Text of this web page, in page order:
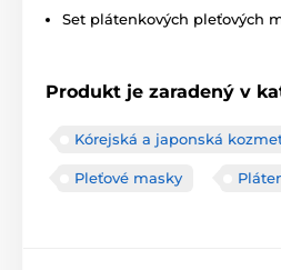
Set plátenkových pleťových
Produkt je zaradený v
Kórejská a japonská
Pleťové masky